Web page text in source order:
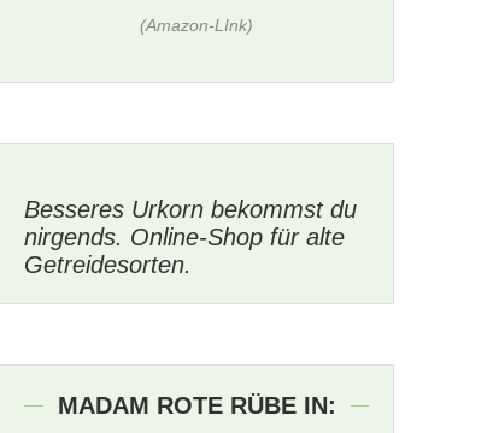
(Amazon-LInk)
Besseres Urkorn bekommst du
nirgends. Online-Shop für alte
Getreidesorten.
MADAM ROTE RÜBE IN: